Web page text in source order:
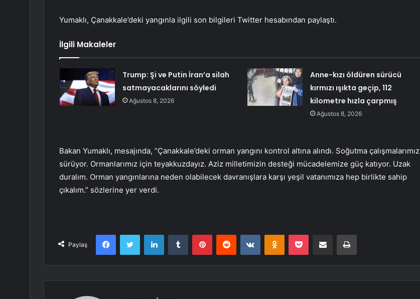
Yumaklı, Çanakkale’deki yangınla ilgili son bilgileri Twitter hesabından paylaştı.
İlgili Makaleler
Trump: Şi ve Putin İran’a silah
satmayacaklarını söyledi
Ağustos 8, 2026
Anne-kızı öldüren sürücü
kırmızı ışıkta geçip, 112
kilometre hızla çarpmış
Ağustos 8, 2026
Bakan Yumaklı, mesajında, “Çanakkale’deki orman yangını kontrol altına alındı. Soğutma çalışmalarımız
sürüyor. Ormanlarımız için teyakkuzdayız. Aziz milletimizin desteği mücadelemize güç katıyor. Uzak
duralım. Orman yangınlarına neden olabilecek davranışlara karşı yeşil vatanımıza hep birlikte sahip
çıkalım.” sözlerine yer verdi.
Paylaş
FacebookTwitter LinkedInTumblr PinterestReddit VKontakteOdnoklassniki
Pocket E-Posta ile paylaş Yazdır